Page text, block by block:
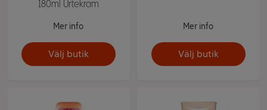
180ml Urtekram
Mer info
Välj butik
Mer info
Välj butik